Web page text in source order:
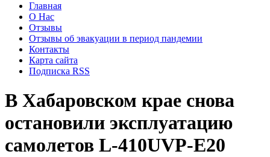
Главная
О Нас
Отзывы
Отзывы об эвакуации в период пандемии
Контакты
Карта сайта
Подписка RSS
В Хабаровском крае снова
остановили эксплуатацию
самолетов L-410UVP-E20